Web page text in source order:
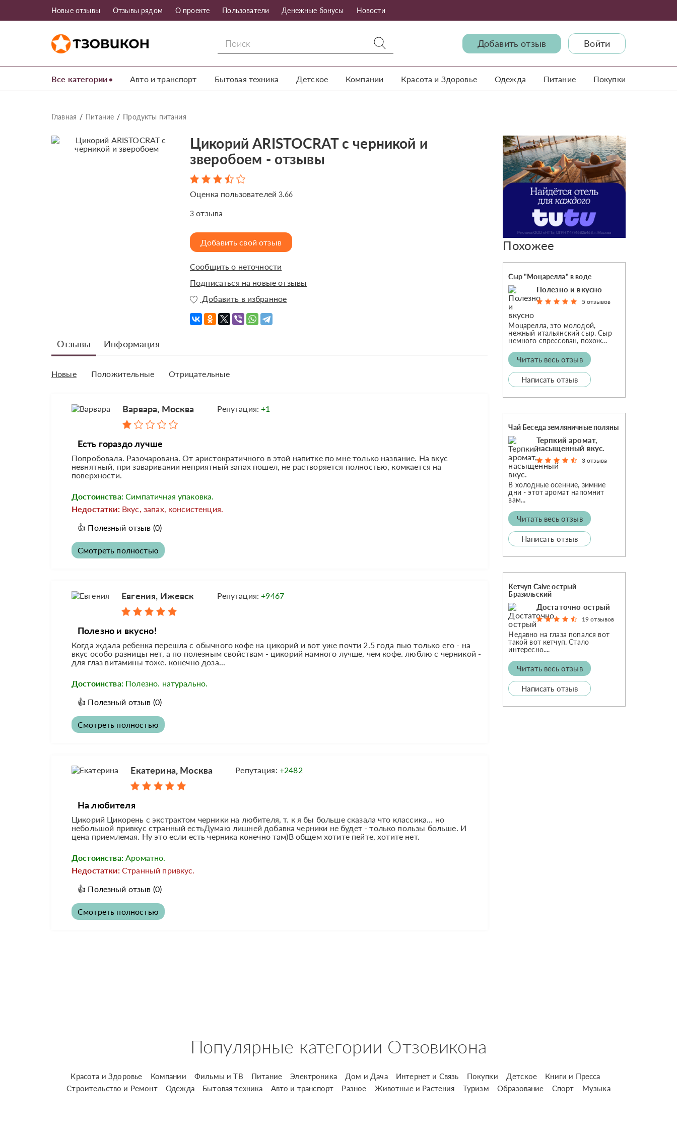
Новые отзывы Отзывы рядом О проекте Пользователи Денежные бонусы Новости
Добавить отзыв Войти
Все категории Авто и транспорт Бытовая техника Детское Компании Красота и Здоровье Одежда Питание Покупки
Главная Питание Продукты питания
Цикорий ARISTOСRAT с черникой и
зверобоем - отзывы
Оценка пользователей3.66
3 отзыва
Добавить свой отзыв
Сообщить о неточности
Подписаться на новые отзывы
Добавить в избранное
Отзывы Информация
Новые Положительные Отрицательные
Варвара, Москва Репутация:+1
Есть гораздо лучше
Попробовала. Разочарована. От аристократичного в этой напитке по мне только название. На вкус
невнятный, при заваривании неприятный запах пошел, не растворяется полностью, комкается на
поверхности.
Достоинства: Симпатичная упаковка.
Недостатки: Вкус, запах, консистенция.
👍 Полезный отзыв (0)
Смотреть полностью
Евгения, Ижевск Репутация:+9467
Полезно и вкусно!
Когда ждала ребенка перешла с обычного кофе на цикорий и вот уже почти 2.5 года пью только его - на
вкус особо разницы нет, а по полезным свойствам - цикорий намного лучше, чем кофе. люблю с черникой -
для глаз витамины тоже. конечно доза...
Достоинства: Полезно. натурально.
👍 Полезный отзыв (0)
Смотреть полностью
Екатерина, Москва Репутация: +2482
На любителя
Цикорий Цикорень с экстрактом черники на любителя, т. к я бы больше сказала что классика... но
небольшой привкус странный естьДумаю лишней добавка черники не будет - только пользы больше. И
цена приемлемая. Ну это если есть черника конечно там)В общем хотите пейте, хотите нет.
Достоинства: Ароматно.
Недостатки: Странный привкус.
👍 Полезный отзыв (0)
Смотреть полностью
Похожее
Сыр "Моцарелла" в воде
Полезно и вкусно
5 отзывов
Моцарелла, это молодой,
нежный итальянский сыр. Сыр
немного спрессован, похож...
Читать весь отзыв
Написать отзыв
Чай Беседа земляничные поляны
Терпкий аромат,
насыщенный вкус.
3 отзыва
В холодные осенние, зимние
дни - этот аромат напомнит
вам...
Читать весь отзыв
Написать отзыв
Кетчуп Calve острый
Бразильский
Достаточно острый
19 отзывов
Недавно на глаза попался вот
такой вот кетчуп. Стало
интересно....
Читать весь отзыв
Написать отзыв
Популярные категории Отзовикона
Красота и Здоровье Компании Фильмы и ТВ Питание Электроника Дом и Дача Интернет и Связь Покупки Детское
Книги и Пресса
Строительство и Ремонт
Одежда Бытовая техника Авто и транспорт Разное Животные и Растения Туризм Образование Спорт Музыка